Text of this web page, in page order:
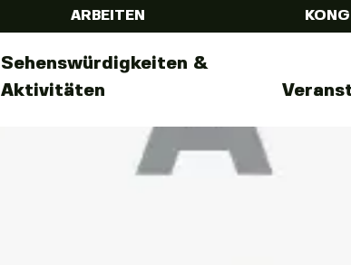
ARBEITEN
Sehenswürdigkeiten &
Aktivitäten